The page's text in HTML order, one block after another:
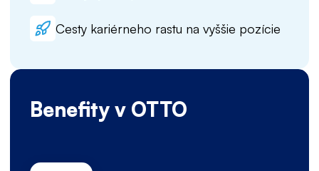
Cesty kariérneho rastu na vyššie pozície
Benefity v OTTO